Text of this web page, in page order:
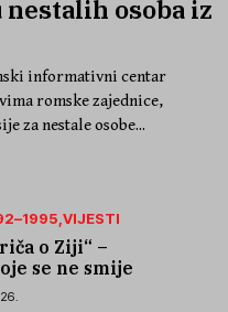
osoba iz
informativni centar
romske zajednice,
za nestale osobe...
VIJESTI
o Ziji“ –
se ne smije